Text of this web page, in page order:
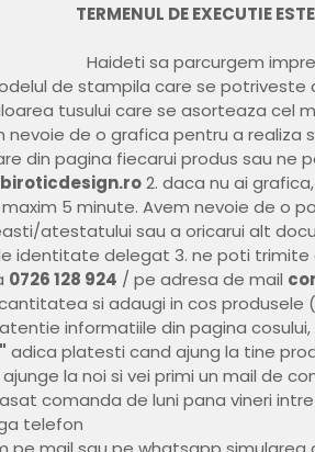
TERMENUL DE EXECUTIE
Haideti sa parcurgem
de stampila care se potriveste
tusului care se asorteaza cel
nevoie de o grafica pentru a realiza
din pagina fiecarui produs sau ne
2. daca nu ai
5 minute. Avem nevoie de o
atestatului sau a oricarui alt
identitate delegat 3. ne poti trimite
0726 128 924 / pe adresa de mail
si adaugi in cos produsele
informatiile din pagina
adica platesti cand ajung la tine
la noi si vei primi un mail de
comanda de luni pana vineri
telefon